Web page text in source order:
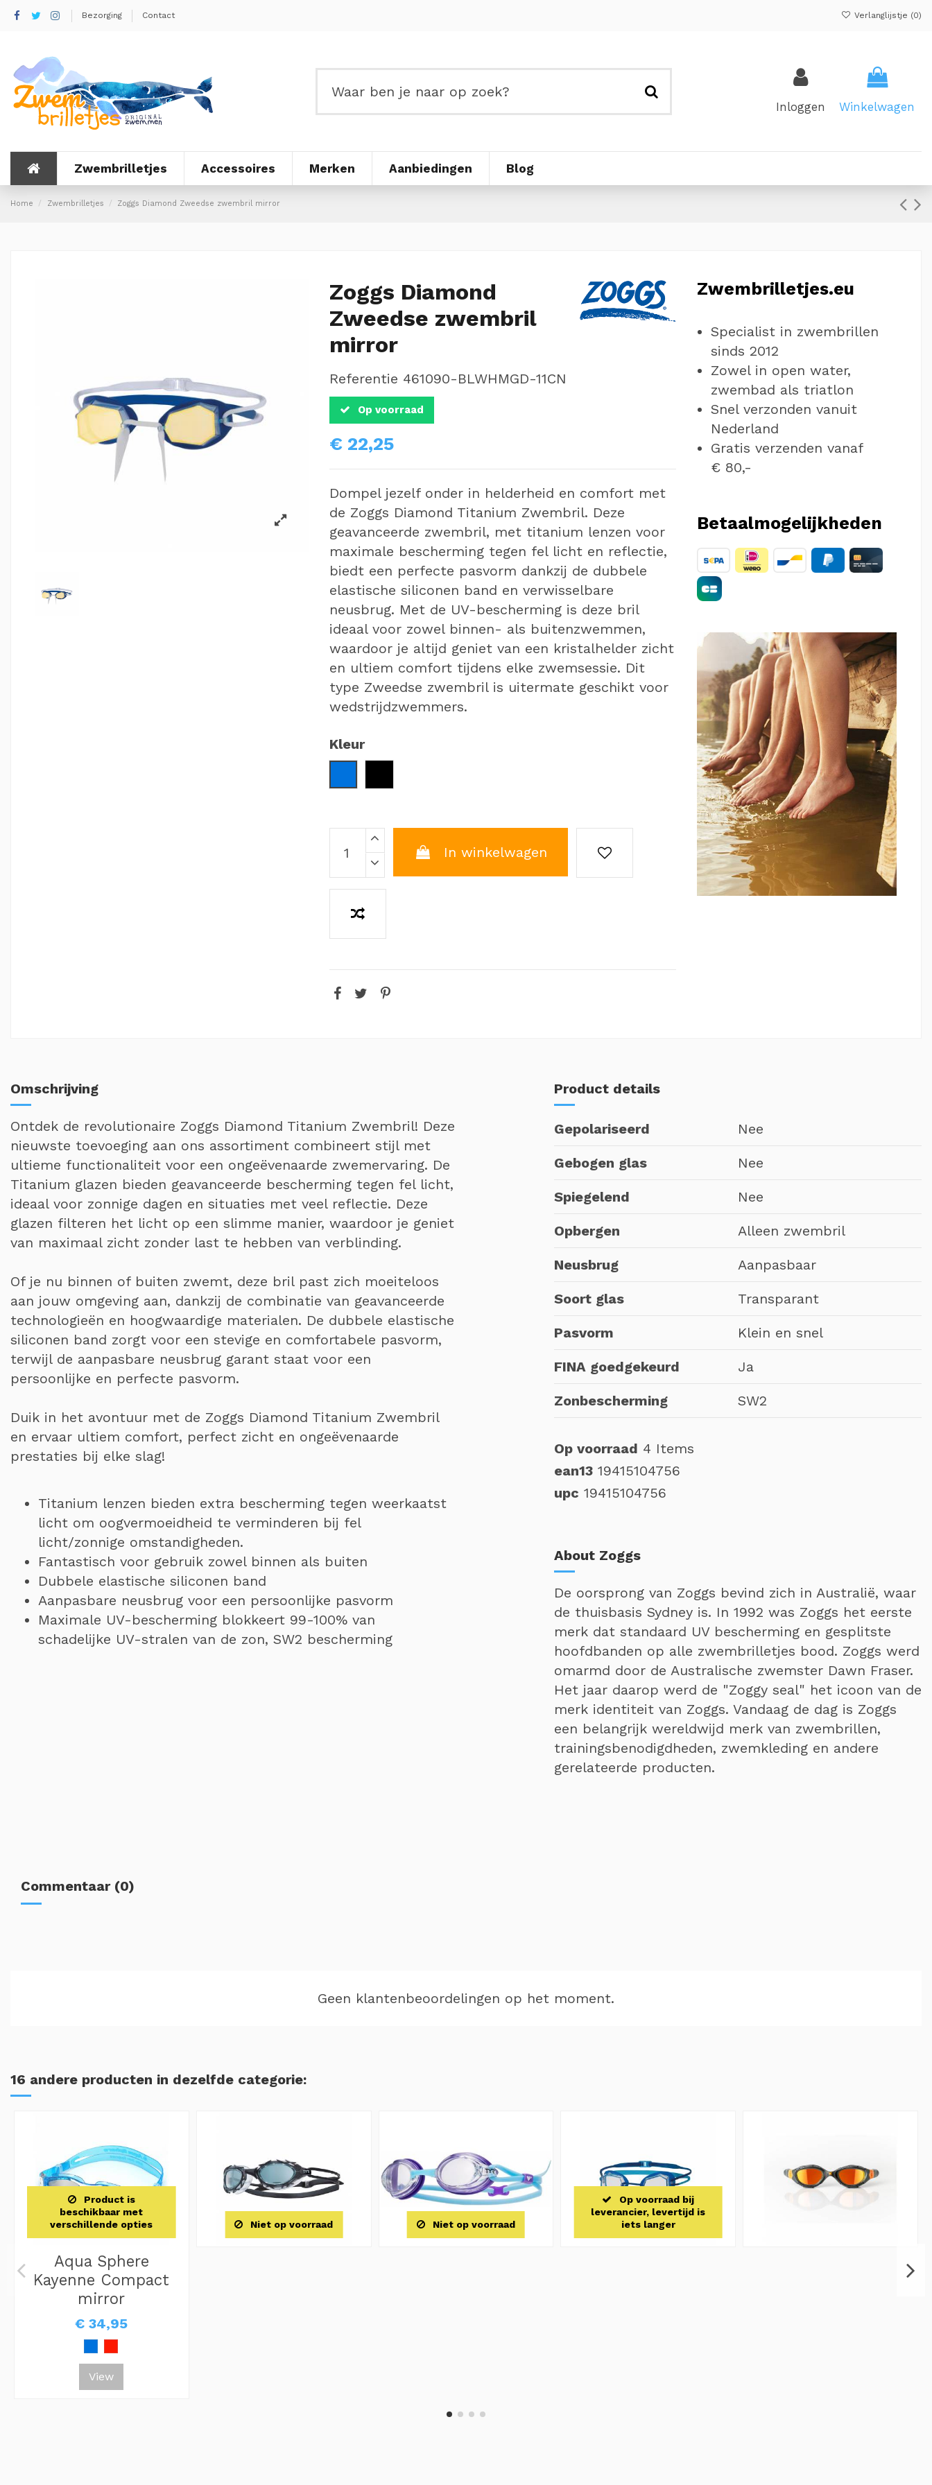
Bezorging Contact Verlanglijstje (0)
Inloggen Winkelwagen
Zwembrilletjes Accessoires Merken Aanbiedingen Blog
Home Zwembrilletjes Zoggs Diamond Zweedse zwembril mirror
Zoggs Diamond
Zweedse zwembril
mirror
Referentie 461090-BLWHMGD-11CN
Op voorraad
€ 22,25
Dompel jezelf onder in helderheid en comfort met
de Zoggs Diamond Titanium Zwembril. Deze
geavanceerde zwembril, met titanium lenzen voor
maximale bescherming tegen fel licht en reflectie,
biedt een perfecte pasvorm dankzij de dubbele
elastische siliconen band en verwisselbare
neusbrug. Met de UV-bescherming is deze bril
ideaal voor zowel binnen- als buitenzwemmen,
waardoor je altijd geniet van een kristalhelder zicht
en ultiem comfort tijdens elke zwemsessie. Dit
type Zweedse zwembril is uitermate geschikt voor
wedstrijdzwemmers.
Kleur
In winkelwagen
Zwembrilletjes.eu
Specialist in zwembrillen
sinds 2012
Zowel in open water,
zwembad als triatlon
Snel verzonden vanuit
Nederland
Gratis verzenden vanaf
€ 80,-
Betaalmogelijkheden
Omschrijving
Ontdek de revolutionaire Zoggs Diamond Titanium Zwembril! Deze
nieuwste toevoeging aan ons assortiment combineert stijl met
ultieme functionaliteit voor een ongeëvenaarde zwemervaring. De
Titanium glazen bieden geavanceerde bescherming tegen fel licht,
ideaal voor zonnige dagen en situaties met veel reflectie. Deze
glazen filteren het licht op een slimme manier, waardoor je geniet
van maximaal zicht zonder last te hebben van verblinding.
Of je nu binnen of buiten zwemt, deze bril past zich moeiteloos
aan jouw omgeving aan, dankzij de combinatie van geavanceerde
technologieën en hoogwaardige materialen. De dubbele elastische
siliconen band zorgt voor een stevige en comfortabele pasvorm,
terwijl de aanpasbare neusbrug garant staat voor een
persoonlijke en perfecte pasvorm.
Duik in het avontuur met de Zoggs Diamond Titanium Zwembril
en ervaar ultiem comfort, perfect zicht en ongeëvenaarde
prestaties bij elke slag!
Titanium lenzen bieden extra bescherming tegen weerkaatst
licht om oogvermoeidheid te verminderen bij fel
licht/zonnige omstandigheden.
Fantastisch voor gebruik zowel binnen als buiten
Dubbele elastische siliconen band
Aanpasbare neusbrug voor een persoonlijke pasvorm
Maximale UV-bescherming blokkeert 99-100% van
schadelijke UV-stralen van de zon, SW2 bescherming
Product details
Gepolariseerd Nee
Gebogen glas Nee
Spiegelend Nee
Opbergen Alleen zwembril
Neusbrug Aanpasbaar
Soort glas Transparant
Pasvorm Klein en snel
FINA goedgekeurd Ja
Zonbescherming SW2
Op voorraad 4 Items
ean13 19415104756
upc 19415104756
About Zoggs
De oorsprong van Zoggs bevind zich in Australië, waar
de thuisbasis Sydney is. In 1992 was Zoggs het eerste
merk dat standaard UV bescherming en gesplitste
hoofdbanden op alle zwembrilletjes bood. Zoggs werd
omarmd door de Australische zwemster Dawn Fraser.
Het jaar daarop werd de "Zoggy seal" het icoon van de
merk identiteit van Zoggs. Vandaag de dag is Zoggs
een belangrijk wereldwijd merk van zwembrillen,
trainingsbenodigdheden, zwemkleding en andere
gerelateerde producten.
Commentaar (0)
Geen klantenbeoordelingen op het moment.
16 andere producten in dezelfde categorie:
Product is
beschikbaar met
verschillende opties
Aqua Sphere
Kayenne Compact
mirror
€ 34,95
View
Niet op voorraad Niet op voorraad
Op voorraad bij
leverancier, levertijd is
iets langer